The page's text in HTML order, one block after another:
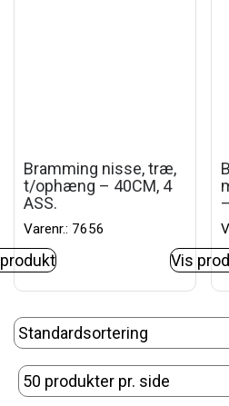
Bramming nisse, træ,
t/ophæng – 40CM, 4
ASS.
Varenr.: 7656
Vis